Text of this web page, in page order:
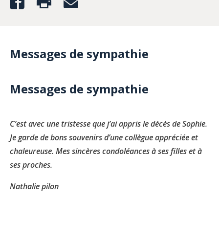
Messages de sympathie
Messages de sympathie
C’est avec une tristesse que j’ai appris le décès de Sophie.
Je garde de bons souvenirs d’une collègue appréciée et
chaleureuse. Mes sincères condoléances à ses filles et à
ses proches.
Nathalie pilon